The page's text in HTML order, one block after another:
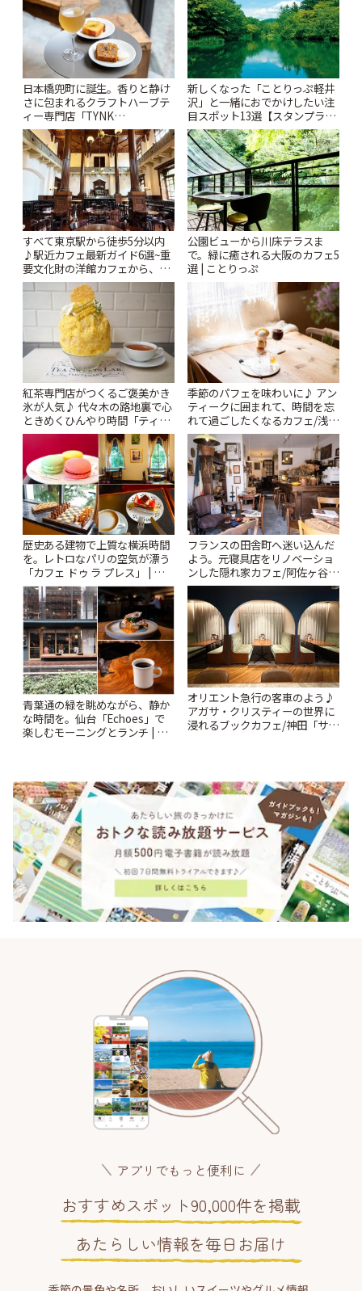
日本橋兜町に誕生。香りと静け
さに包まれるクラフトハーブテ
ィー専門店「TYNK
Kabutocho」 | ことりっぷ
新しくなった「ことりっぷ軽井
沢」と一緒におでかけしたい注
目スポット13選【スタンプラリ
ー開催中】 | ことりっぷ
すべて東京駅から徒歩5分以内
♪駅近カフェ最新ガイド6選~重
要文化財の洋館カフェから、改
札すぐのレトロ喫茶まで~ | こと
りっぷ
公園ビューから川床テラスま
で。緑に癒される大阪のカフェ5
選 | ことりっぷ
紅茶専門店がつくるご褒美かき
氷が人気♪ 代々木の路地裏で心
ときめくひんやり時間「ティー
スイーツ ラボ コンテナート」 |
ことりっぷ
季節のパフェを味わいに♪ アン
ティークに囲まれて、時間を忘
れて過ごしたくなるカフェ/浅草
「annorum cafe」 | ことりっぷ
歴史ある建物で上質な横浜時間
を。レトロなパリの空気が漂う
「カフェ ドゥ ラ プレス」 | こと
りっぷ
フランスの田舎町へ迷い込んだ
よう。元寝具店をリノベーショ
ンした隠れ家カフェ/阿佐ヶ谷
「Au Détour café et
brocante」 | ことりっぷ
青葉通の緑を眺めながら、静か
な時間を。仙台「Echoes」で
楽しむモーニングとランチ | こ
オリエント急行の客車のよう♪
アガサ・クリスティーの世界に
浸れるブックカフェ/神田「サロ
アプリでもっと便利に
おすすめスポット90,000件を掲載
あたらしい情報を毎日お届け